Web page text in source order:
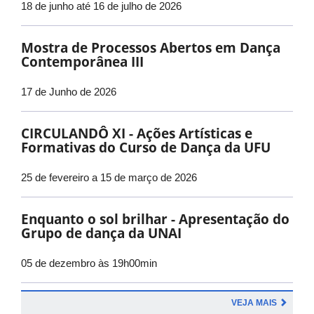
18 de junho até 16 de julho de 2026
Mostra de Processos Abertos em Dança
Contemporânea III
17 de Junho de 2026
CIRCULANDÔ XI - Ações Artísticas e
Formativas do Curso de Dança da UFU
25 de fevereiro a 15 de março de 2026
Enquanto o sol brilhar - Apresentação do
Grupo de dança da UNAI
05 de dezembro às 19h00min
VEJA MAIS